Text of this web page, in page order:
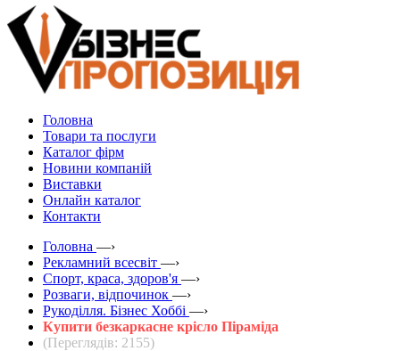
Головна
Товари та послуги
Каталог фірм
Новини компаній
Виставки
Онлайн каталог
Контакти
Головна —›
Рекламний всесвіт —›
Спорт, краса, здоров'я —›
Розваги, відпочинок —›
Рукоділля. Бізнес Хоббі —›
Купити безкаркасне крісло Піраміда
(Переглядів: 2155)